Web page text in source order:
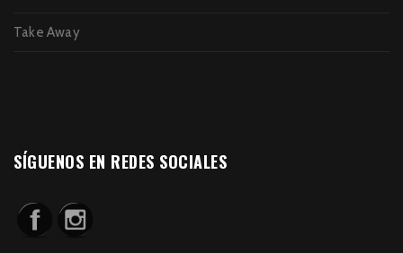
Take Away
SÍGUENOS EN REDES SOCIALES